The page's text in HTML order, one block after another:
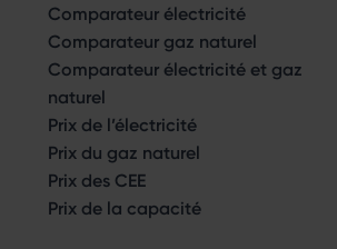
Comparateur électricité
Comparateur gaz naturel
Comparateur électricité et gaz
naturel
Prix de l’électricité
Prix du gaz naturel
Prix des CEE
Prix de la capacité